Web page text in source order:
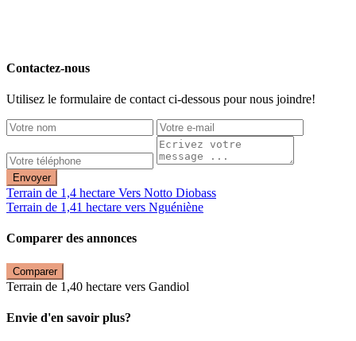
Contactez-nous
Utilisez le formulaire de contact ci-dessous pour nous joindre!
Envoyer
Terrain de 1,4 hectare Vers Notto Diobass
Terrain de 1,41 hectare vers Nguéniène
Comparer des annonces
Comparer
Terrain de 1,40 hectare vers Gandiol
Envie d'en savoir plus?